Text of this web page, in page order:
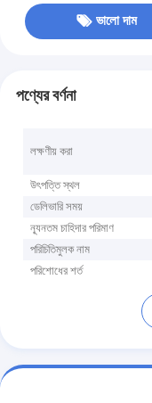
ভালো দাম
পণ্যের বর্ণনা
লক্ষণীয় করা
উৎপত্তি স্থল
ডেলিভারি সময়
ন্যূনতম চাহিদার পরিমাণ
পরিচিতিমুলক নাম
পরিশোধের শর্ত